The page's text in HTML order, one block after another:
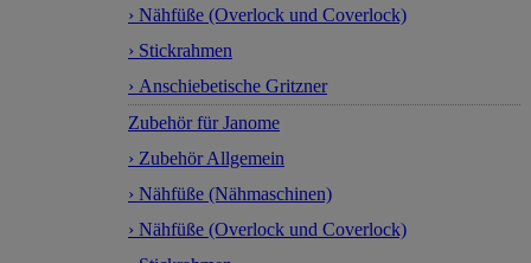
› Nähfüße (Overlock und Coverlock)
› Stickrahmen
› Anschiebetische Gritzner
Zubehör für Janome
› Zubehör Allgemein
› Nähfüße (Nähmaschinen)
› Nähfüße (Overlock und Coverlock)